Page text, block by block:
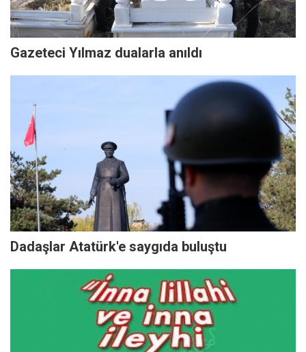
Gazeteci Yılmaz dualarla anıldı
Dadaşlar Atatürk'e saygıda buluştu